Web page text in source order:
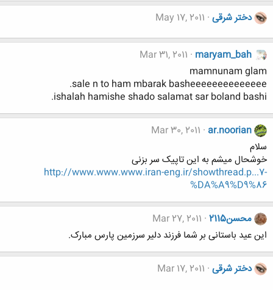
دختر شرقی May 17, 2011
maryam_bah
Mar 31, 2011
mamnunam glam
sale n to ham mbarak basheeeeeeeeeeeeee.
ishalah hamishe shado salamat sar boland bashi.
ar.noorian
Mar 30, 2011
سلام
خوشحال میشم به این تاپیک سر بزنی
http://www.www.www.iran-eng.ir/showthread.p...7-
%DA%A9%D9%86
محسن2115
Mar 27, 2011
این عید باستانی بر شما فرزند دلیر سرزمین پارس مبارک.
دختر شرقی Mar 17, 2011